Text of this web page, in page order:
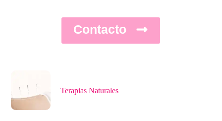
Contacto
Terapias Naturales